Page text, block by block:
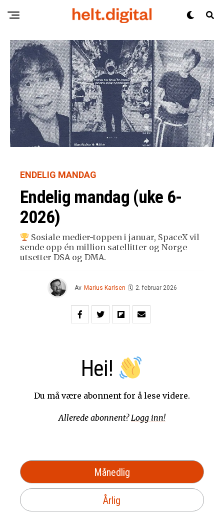
ENDELIG MANDAG
Endelig mandag (uke 6-
2026)
Sosiale medier-toppen i januar, SpaceX vil
sende opp én million satellitter og Norge
utsetter DSA og DMA.
Av Marius Karlsen 🗓 2. februar 2026
Hei!
Du må være abonnent for å lese videre.
Allerede abonnent?Logg inn!
Månedlig
Årlig